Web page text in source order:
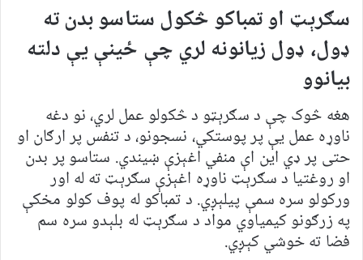
سګرېټ او تمباکو څکول ستاسو بدن ته
ډول، ډول زیانونه لري چې ځینې یې دلته
بیانوو
هغه څوک چې د سګرېټو د څکولو عمل لري، نو دغه
ناوړه عمل یې پر پوستکي، نسجونو، د تنفس پر ارګان او
حتی پر ډي این اې منفي اغېزې ښیندي. ستاسو پر بدن
او روغتیا د سګرېټ ناوړه اغېزې سګرېټ ته له اور
ورکولو سره سمې پیلېږي. د تمباکو له پوف کولو مخکې
په زرګونو کیمیاوي مواد د سګرېټ له بلېدو سره سم
فضا ته خوشي کېږي.